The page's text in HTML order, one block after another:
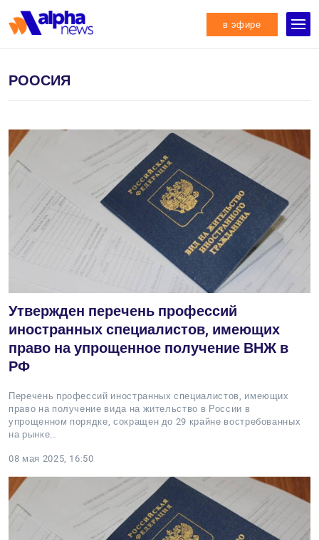
в эфире
РООСИЯ
Утвержден перечень профессий
иностранных специалистов, имеющих
право на упрощенное получение ВНЖ в
РФ
Перечень профессий иностранных специалистов, имеющих
право на получение вида на жительство в России в
упрощенном порядке, сокращен до 29 крайне востребованных
на рынке…
08 мая 2025, 16:50